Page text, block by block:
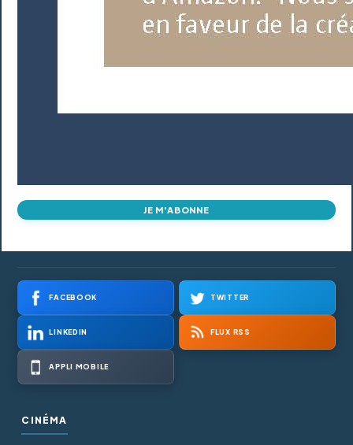
JE M'ABONNE
FACEBOOK TWITTER
LINKEDIN FLUX RSS
APPLI MOBILE
CINÉMA